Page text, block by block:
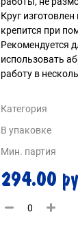
Круг
крепится при
Рекомендуется
использовать
работу в
Категория
В упаковке
Мин. партия
294.00